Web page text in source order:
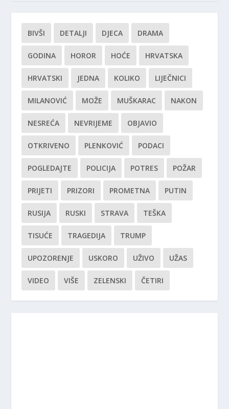
BIVŠI DETALJI DJECA DRAMA
GODINA HOROR HOĆE HRVATSKA
HRVATSKI JEDNA KOLIKO LIJEČNICI
MILANOVIĆ MOŽE MUŠKARAC NAKON
NESREĆA NEVRIJEME OBJAVIO
OTKRIVENO PLENKOVIĆ PODACI
POGLEDAJTE POLICIJA POTRES POŽAR
PRIJETI PRIZORI PROMETNA PUTIN
RUSIJA RUSKI STRAVA TEŠKA
TISUĆE TRAGEDIJA TRUMP
UPOZORENJE USKORO UŽIVO UŽAS
VIDEO VIŠE ZELENSKI ČETIRI